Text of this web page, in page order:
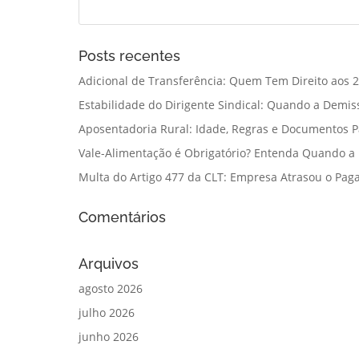
Posts recentes
Adicional de Transferência: Quem Tem Direito aos
Estabilidade do Dirigente Sindical: Quando a
Aposentadoria Rural: Idade, Regras e Documentos
Vale-Alimentação é Obrigatório? Entenda Quando
Multa do Artigo 477 da CLT: Empresa Atrasou o
Comentários
Arquivos
agosto 2026
julho 2026
junho 2026